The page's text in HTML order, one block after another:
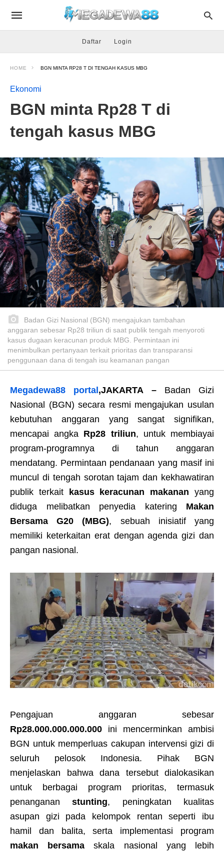
Daftar Login
HOME BGN MINTA RP28 T DI TENGAH KASUS MBG
Ekonomi
BGN minta Rp28 T di
tengah kasus MBG
Badan Gizi Nasional (BGN) mengajukan tambahan
anggaran sebesar Rp28 triliun di saat publik tengah menyoroti
kasus dugaan keracunan produk MBG. Permintaan ini
menimbulkan pertanyaan terkait prioritas dan transparansi
penggunaan dana di tengah isu keamanan pangan
Megadewa88 portal,JAKARTA –Badan Gizi
Nasional (BGN) secara resmi mengajukan usulan
kebutuhan anggaran yang sangat signifikan,
mencapai angka Rp28 triliun, untuk membiayai
program-programnya di tahun anggaran
mendatang. Permintaan pendanaan yang masif ini
muncul di tengah sorotan tajam dan kekhawatiran
publik terkait kasus keracunan makanan yang
diduga melibatkan penyedia katering Makan
Bersama G20 (MBG), sebuah inisiatif yang
memiliki keterkaitan erat dengan agenda gizi dan
pangan nasional.
Pengajuan anggaran sebesar
Rp28.000.000.000.000 ini mencerminkan ambisi
BGN untuk memperluas cakupan intervensi gizi di
seluruh pelosok Indonesia. Pihak BGN
menjelaskan bahwa dana tersebut dialokasikan
untuk berbagai program prioritas, termasuk
penangananstunting, peningkatan kualitas
asupan gizi pada kelompok rentan seperti ibu
hamil dan balita, serta implementasi program
makan bersama skala nasional yang lebih